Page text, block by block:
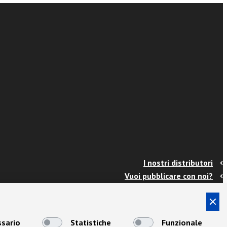
I nostri distributori
Vuoi pubblicare con noi?
Info e spedizioni
Termini e condizioni
Statistiche Funzionale